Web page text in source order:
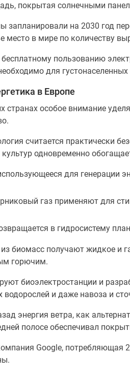
покрытая солнечными
запланировали на 2030 год
место в мире по количеству
пользованию
для густонаселенных
в Европе
странах особое внимание
считается практически
одновременно
для генерации
газ применяют для
в гидросистему
из биомасс получают жидкое и
горючим.
биоэлектростанции и
водорослей и даже навоза и
энергия ветра, как
полосе обеспечивал
Google, потребляющая